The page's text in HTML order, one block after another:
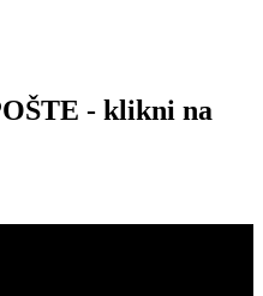
- klikni na